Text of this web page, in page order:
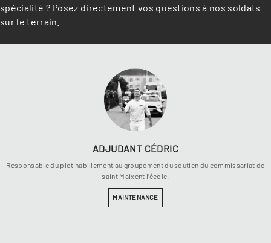
spécialité ? Posez directement vos questions à nos soldats
sur le terrain.
ADJUDANT CÉDRIC
Responsable du plot habillement au groupement du soutien du commissariat de
saint Maixent l’école.
MAINTENANCE